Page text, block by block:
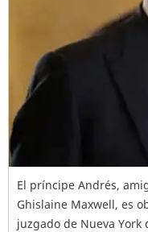
El príncipe Andrés,
Ghislaine Maxwell, es
juzgado de Nueva